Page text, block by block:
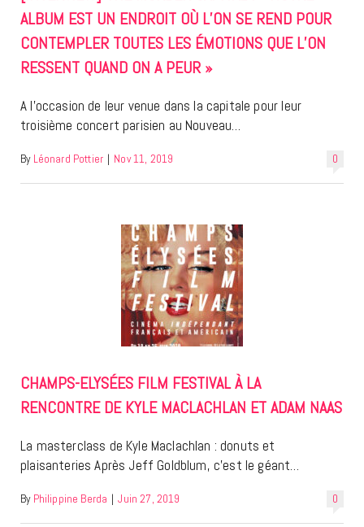
ALBUM EST UN ENDROIT OÙ L’ON SE REND POUR
CONTEMPLER TOUTES LES ÉMOTIONS QUE L’ON
RESSENT QUAND ON A PEUR »
A l’occasion de leur venue dans la capitale pour leur
troisième concert parisien au Nouveau…
0
By Léonard Pottier | Nov 11, 2019
CHAMPS-ELYSÉES FILM FESTIVAL À LA
RENCONTRE DE KYLE MACLACHLAN ET ADAM NAAS
La masterclass de Kyle Maclachlan : donuts et
plaisanteries Après Jeff Goldblum, c’est le géant…
0
By Philippine Berda | Juin 27, 2019